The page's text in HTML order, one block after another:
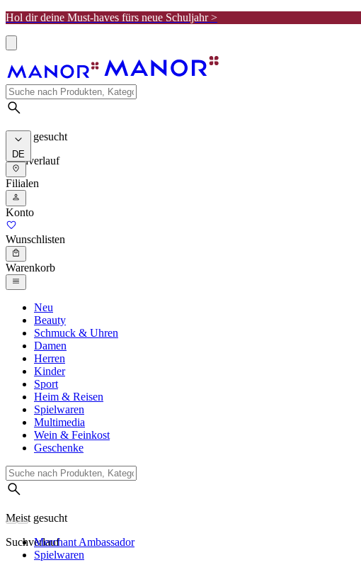
Hol dir deine Must-haves fürs neue Schuljahr >
Meist gesucht
Suchverlauf
DE
Filialen
Konto
Wunschlisten
Warenkorb
Neu
Beauty
Schmuck & Uhren
Damen
Herren
Kinder
Sport
Heim & Reisen
Spielwaren
Multimedia
Wein & Feinkost
Geschenke
Meist gesucht
SuchverlaufMerchant Ambassador
Spielwaren